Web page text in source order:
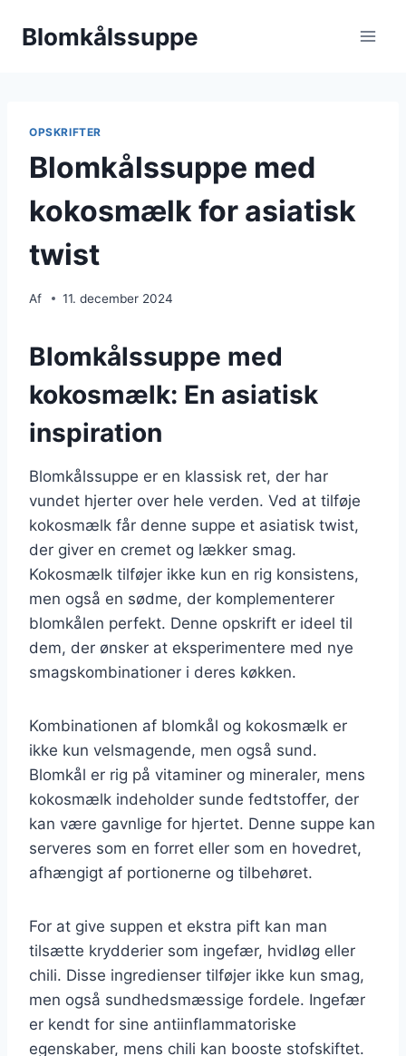
Blomkålssuppe
OPSKRIFTER
Blomkålssuppe med
kokosmælk for asiatisk
twist
Af 11. december 2024
Blomkålssuppe med
kokosmælk: En asiatisk
inspiration
Blomkålssuppe er en klassisk ret, der har
vundet hjerter over hele verden. Ved at tilføje
kokosmælk får denne suppe et asiatisk twist,
der giver en cremet og lækker smag.
Kokosmælk tilføjer ikke kun en rig konsistens,
men også en sødme, der komplementerer
blomkålen perfekt. Denne opskrift er ideel til
dem, der ønsker at eksperimentere med nye
smagskombinationer i deres køkken.
Kombinationen af blomkål og kokosmælk er
ikke kun velsmagende, men også sund.
Blomkål er rig på vitaminer og mineraler, mens
kokosmælk indeholder sunde fedtstoffer, der
kan være gavnlige for hjertet. Denne suppe kan
serveres som en forret eller som en hovedret,
afhængigt af portionerne og tilbehøret.
For at give suppen et ekstra pift kan man
tilsætte krydderier som ingefær, hvidløg eller
chili. Disse ingredienser tilføjer ikke kun smag,
men også sundhedsmæssige fordele. Ingefær
er kendt for sine antiinflammatoriske
egenskaber, mens chili kan booste stofskiftet.